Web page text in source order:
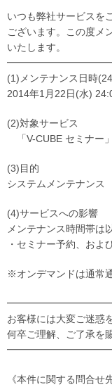
いつも弊社サービスを
ございます。この度メ
いたします。
(1)メンテナンス日時
2014年1月22日(水)
(2)対象サービス
「V-CUBE セミナー
(3)目的
システムメンテナンス
(4)サービスへの影響
メンテナンス時間帯は
・セミナー予約、およ
※オンデマンドは通常
お客様には大変ご迷惑
何卒ご理解、ご了承を
《本件に関する問合せ先